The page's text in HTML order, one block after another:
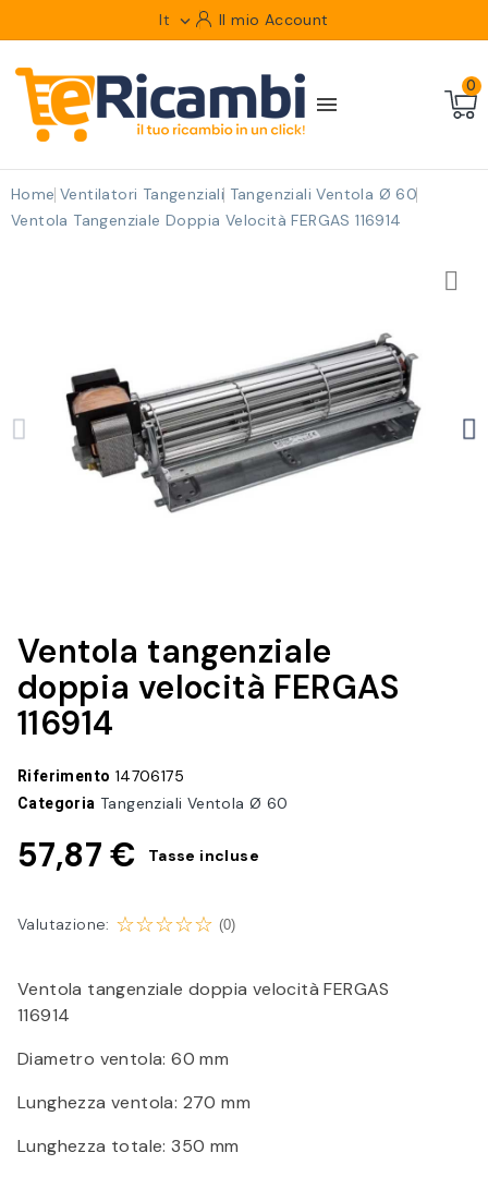
It  Il mio Account

0
Home Ventilatori Tangenziali Tangenziali Ventola Ø 60
Ventola Tangenziale Doppia Velocità FERGAS 116914
Ventola tangenziale
doppia velocità FERGAS
116914
Riferimento 14706175
Categoria Tangenziali Ventola Ø 60
57,87 € Tasse incluse
Valutazione: (0)
Ventola tangenziale doppia velocità FERGAS
116914
Diametro ventola: 60 mm
Lunghezza ventola: 270 mm
Lunghezza totale: 350 mm